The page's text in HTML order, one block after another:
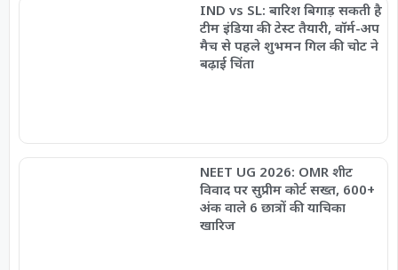
IND vs SL: बारिश बिगाड़ सकती है
टीम इंडिया की टेस्ट तैयारी, वॉर्म-अप
मैच से पहले शुभमन गिल की चोट ने
बढ़ाई चिंता
NEET UG 2026: OMR शीट
विवाद पर सुप्रीम कोर्ट सख्त, 600+
अंक वाले 6 छात्रों की याचिका
खारिज